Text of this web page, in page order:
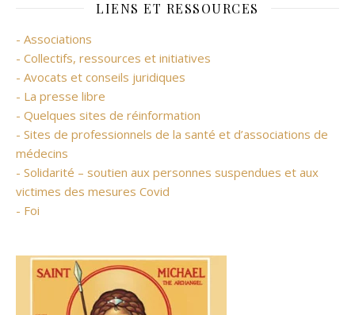
LIENS ET RESSOURCES
- Associations
- Collectifs, ressources et initiatives
- Avocats et conseils juridiques
- La presse libre
- Quelques sites de réinformation
- Sites de professionnels de la santé et d’associations de
médecins
- Solidarité – soutien aux personnes suspendues et aux
victimes des mesures Covid
- Foi